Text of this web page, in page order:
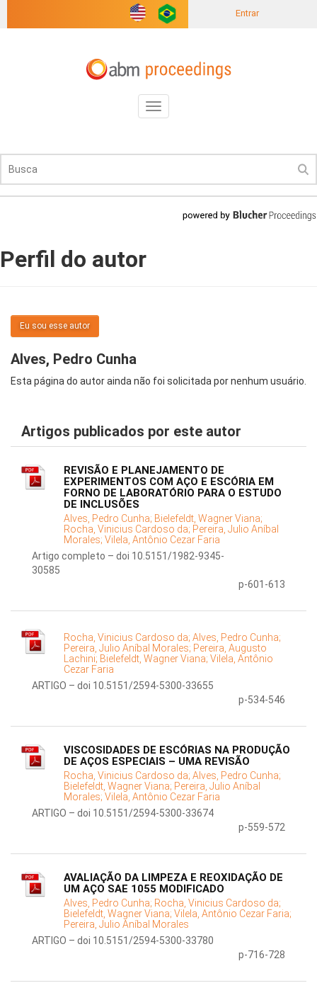
Entrar
Toggle
navigation
Perfil do autor
Eu sou esse autor
Alves, Pedro Cunha
Esta página do autor ainda não foi solicitada por nenhum usuário.
Artigos publicados por este autor
REVISÃO E PLANEJAMENTO DE
EXPERIMENTOS COM AÇO E ESCÓRIA EM
FORNO DE LABORATÓRIO PARA O ESTUDO
DE INCLUSÕES
Alves, Pedro Cunha; Bielefeldt, Wagner Viana;
Rocha, Vinicius Cardoso da; Pereira, Julio Aníbal
Morales; Vilela, Antônio Cezar Faria
Artigo completo – doi 10.5151/1982-9345-
30585
p-601-613
Rocha, Vinicius Cardoso da; Alves, Pedro Cunha;
Pereira, Julio Aníbal Morales; Pereira, Augusto
Lachini; Bielefeldt, Wagner Viana; Vilela, Antônio
Cezar Faria
ARTIGO – doi 10.5151/2594-5300-33655
p-534-546
VISCOSIDADES DE ESCÓRIAS NA PRODUÇÃO
DE AÇOS ESPECIAIS – UMA REVISÃO
Rocha, Vinicius Cardoso da; Alves, Pedro Cunha;
Bielefeldt, Wagner Viana; Pereira, Julio Aníbal
Morales; Vilela, Antônio Cezar Faria
ARTIGO – doi 10.5151/2594-5300-33674
p-559-572
AVALIAÇÃO DA LIMPEZA E REOXIDAÇÃO DE
UM AÇO SAE 1055 MODIFICADO
Alves, Pedro Cunha; Rocha, Vinicius Cardoso da;
Bielefeldt, Wagner Viana; Vilela, Antônio Cezar Faria;
Pereira, Julio Aníbal Morales
ARTIGO – doi 10.5151/2594-5300-33780
p-716-728